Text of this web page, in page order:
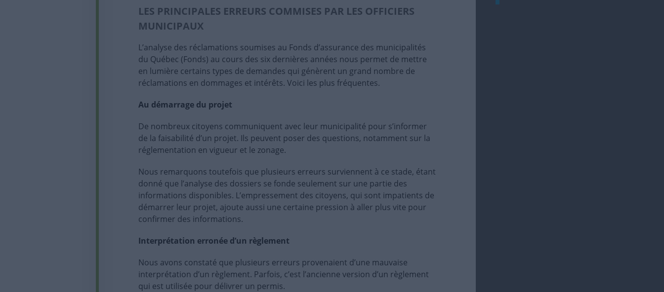
LES PRINCIPALES ERREURS COMMISES PAR LES OFFICIERS
MUNICIPAUX
L’analyse des réclamations soumises au Fonds d’assurance des municipalités
du Québec (Fonds) au cours des six dernières années nous permet de mettre
en lumière certains types de demandes qui génèrent un grand nombre de
réclamations en dommages et intérêts. Voici les plus fréquentes.
Au démarrage du projet
De nombreux citoyens communiquent avec leur municipalité pour s’informer
de la faisabilité d’un projet. Ils peuvent poser des questions, notamment sur la
réglementation en vigueur et le zonage.
Nous remarquons toutefois que plusieurs erreurs surviennent à ce stade, étant
donné que l’analyse des dossiers se fonde seulement sur une partie des
informations disponibles. L’empressement des citoyens, qui sont impatients de
démarrer leur projet, ajoute aussi une certaine pression à aller plus vite pour
confirmer des informations.
Interprétation erronée d’un règlement
Nous avons constaté que plusieurs erreurs provenaient d’une mauvaise
interprétation d’un règlement. Parfois, c’est l’ancienne version d’un règlement
qui est utilisée pour délivrer un permis.